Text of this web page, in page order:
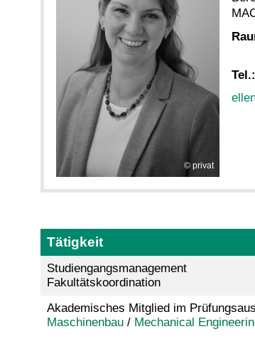
privat
Tel.:
Tätigkeit
Studiengangsmanagement
Fakultätskoordination
Akademisches Mitglied im
Maschinenbau/ Mechanical